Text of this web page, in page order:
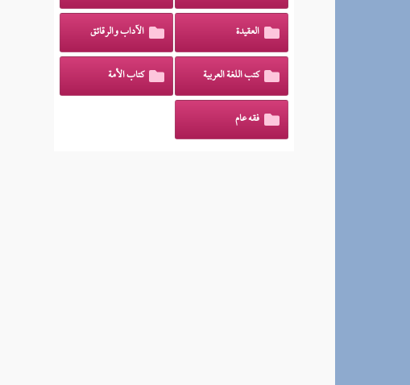
العقيدة الآداب والرقائق
كتب اللغة العربية كتاب الأمة
فقه عام